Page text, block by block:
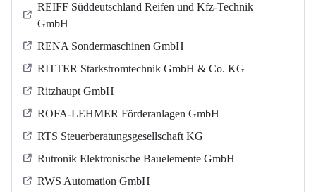
REIFF Süddeutschland Reifen und Kfz-Technik
GmbH
RENA Sondermaschinen GmbH
RITTER Starkstromtechnik GmbH & Co. KG
Ritzhaupt GmbH
ROFA-LEHMER Förderanlagen GmbH
RTS Steuerberatungsgesellschaft KG
Rutronik Elektronische Bauelemente GmbH
RWS Automation GmbH